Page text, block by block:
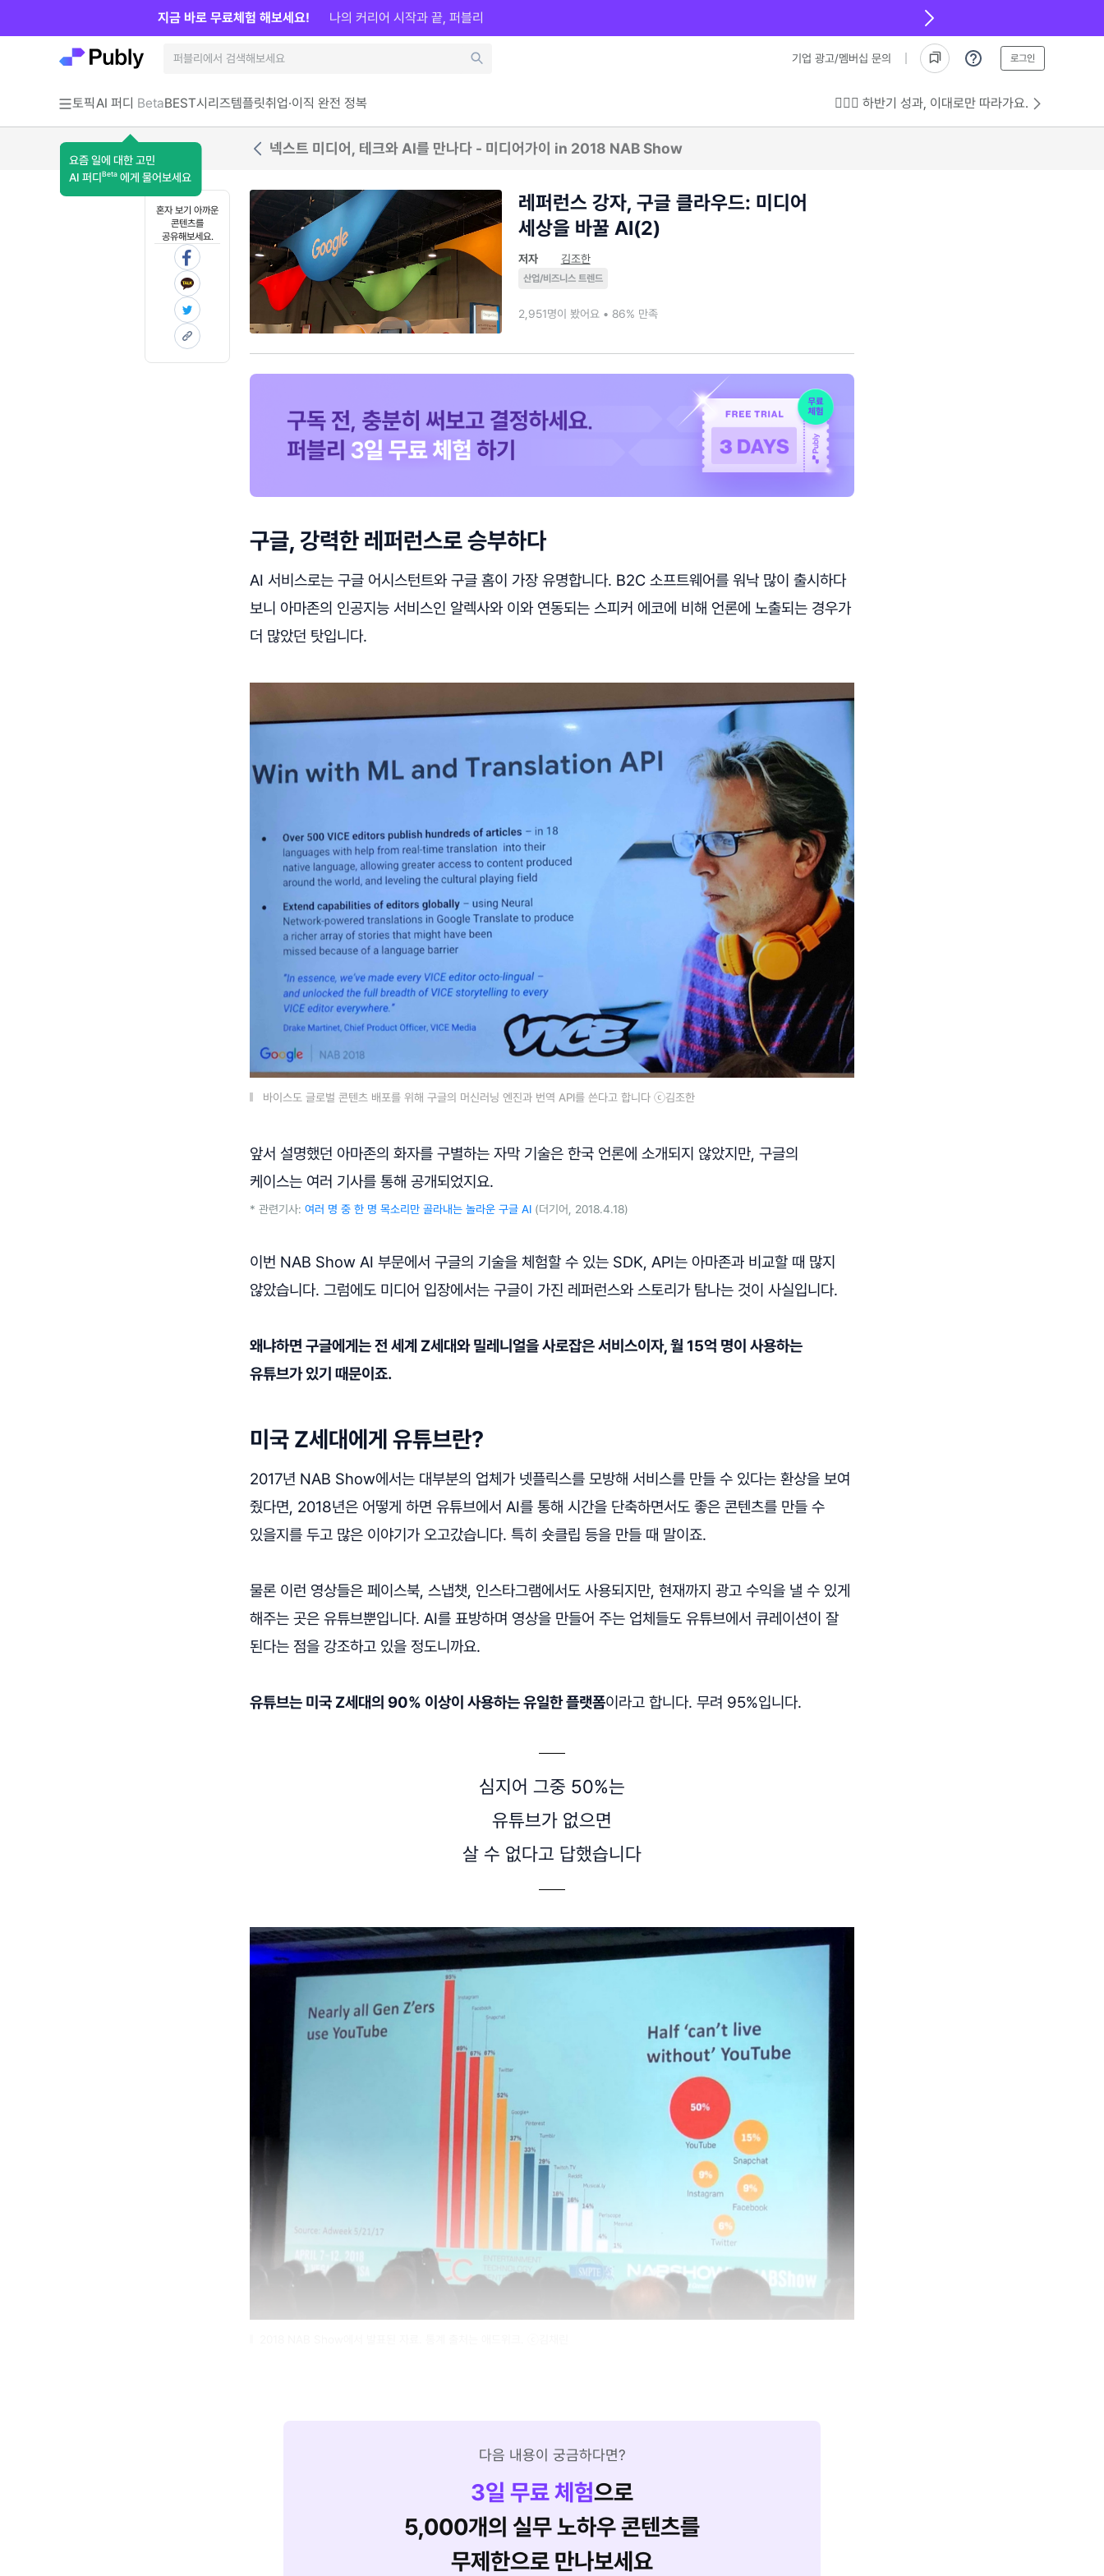
기업 광고/멤버십 문의 로그인
토픽AI 퍼디 Beta
요즘 일에 대한 고민
AI 퍼디 Beta 에게 물어보세요
BEST시리즈템플릿취업·이직 완전 정복 💁🏻‍♂️ 하반기 성과, 이대로만 따라가요.
지금 바로 무료체험 해보세요! 나의 커리어 시작과 끝, 퍼블리
넥스트 미디어, 테크와 AI를 만나다 - 미디어가이 in 2018 NAB Show
혼자 보기 아까운
콘텐츠를
공유해보세요.
레퍼런스 강자, 구글 클라우드: 미디어
세상을 바꿀 AI(2)
저자 김조한
산업/비즈니스 트렌드
2,951명이 봤어요 • 86% 만족
구글, 강력한 레퍼런스로 승부하다
AI 서비스로는 구글 어시스턴트와 구글 홈이 가장 유명합니다. B2C 소프트웨어를 워낙 많이 출시하다
보니 아마존의 인공지능 서비스인 알렉사와 이와 연동되는 스피커 에코에 비해 언론에 노출되는 경우가
더 많았던 탓입니다.
바이스도 글로벌 콘텐츠 배포를 위해 구글의 머신러닝 엔진과 번역 API를 쓴다고 합니다 ⓒ김조한
앞서 설명했던 아마존의 화자를 구별하는 자막 기술은 한국 언론에 소개되지 않았지만, 구글의
케이스는 여러 기사를 통해 공개되었지요.
* 관련기사: 여러 명 중 한 명 목소리만 골라내는 놀라운 구글 AI (더기어, 2018.4.18)
이번 NAB Show AI 부문에서 구글의 기술을 체험할 수 있는 SDK, API는 아마존과 비교할 때 많지
않았습니다. 그럼에도 미디어 입장에서는 구글이 가진 레퍼런스와 스토리가 탐나는 것이 사실입니다.
왜냐하면 구글에게는 전 세계 Z세대와 밀레니얼을 사로잡은 서비스이자, 월 15억 명이 사용하는
유튜브가 있기 때문이죠.
미국 Z세대에게 유튜브란?
2017년 NAB Show에서는 대부분의 업체가 넷플릭스를 모방해 서비스를 만들 수 있다는 환상을 보여
줬다면, 2018년은 어떻게 하면 유튜브에서 AI를 통해 시간을 단축하면서도 좋은 콘텐츠를 만들 수
있을지를 두고 많은 이야기가 오고갔습니다. 특히 숏클립 등을 만들 때 말이죠.
물론 이런 영상들은 페이스북, 스냅챗, 인스타그램에서도 사용되지만, 현재까지 광고 수익을 낼 수 있게
해주는 곳은 유튜브뿐입니다. AI를 표방하며 영상을 만들어 주는 업체들도 유튜브에서 큐레이션이 잘
된다는 점을 강조하고 있을 정도니까요.
유튜브는 미국 Z세대의 90% 이상이 사용하는 유일한 플랫폼이라고 합니다. 무려 95%입니다.
심지어 그중 50%는
유튜브가 없으면
살 수 없다고 답했습니다
다음 내용이 궁금하다면?
3일 무료 체험으로
5,000개의 실무 노하우 콘텐츠를
무제한으로 만나보세요